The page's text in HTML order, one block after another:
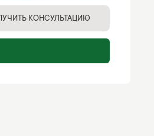
КОНСУЛЬТАЦИЮ